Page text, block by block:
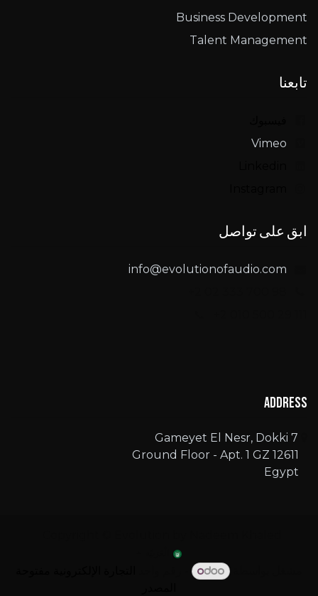
Business Development
Talent Management
تابعنا
Vimeo
ابق على تواصل
info@evolutionofaudio.com
Address